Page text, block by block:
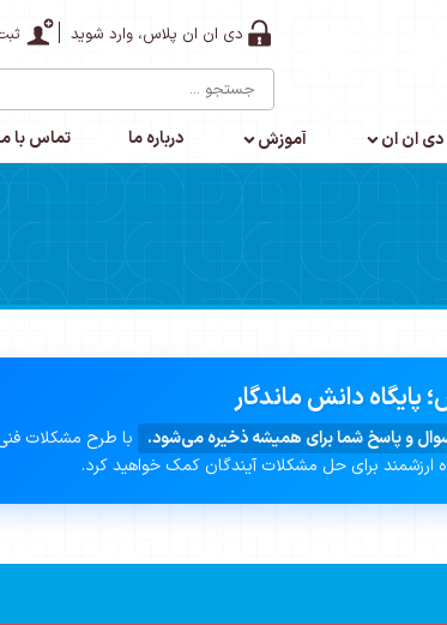
دی ان ان پلاس، وارد شوید
دی ان ان آموزش درباره ما تماس با
دانش ماندگار
و پاسخ شما برای همیشه ذخیره می‌شود.
با طرح مشکلات
ارزشمند برای حل مشکلات آیندگان کمک خواهید کرد.